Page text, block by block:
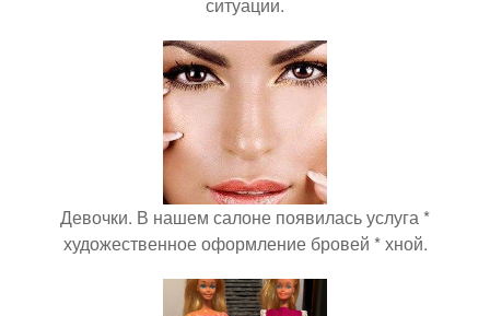
Девочки. В нашем салоне появилась услуга *
художественное оформление бровей * хной.